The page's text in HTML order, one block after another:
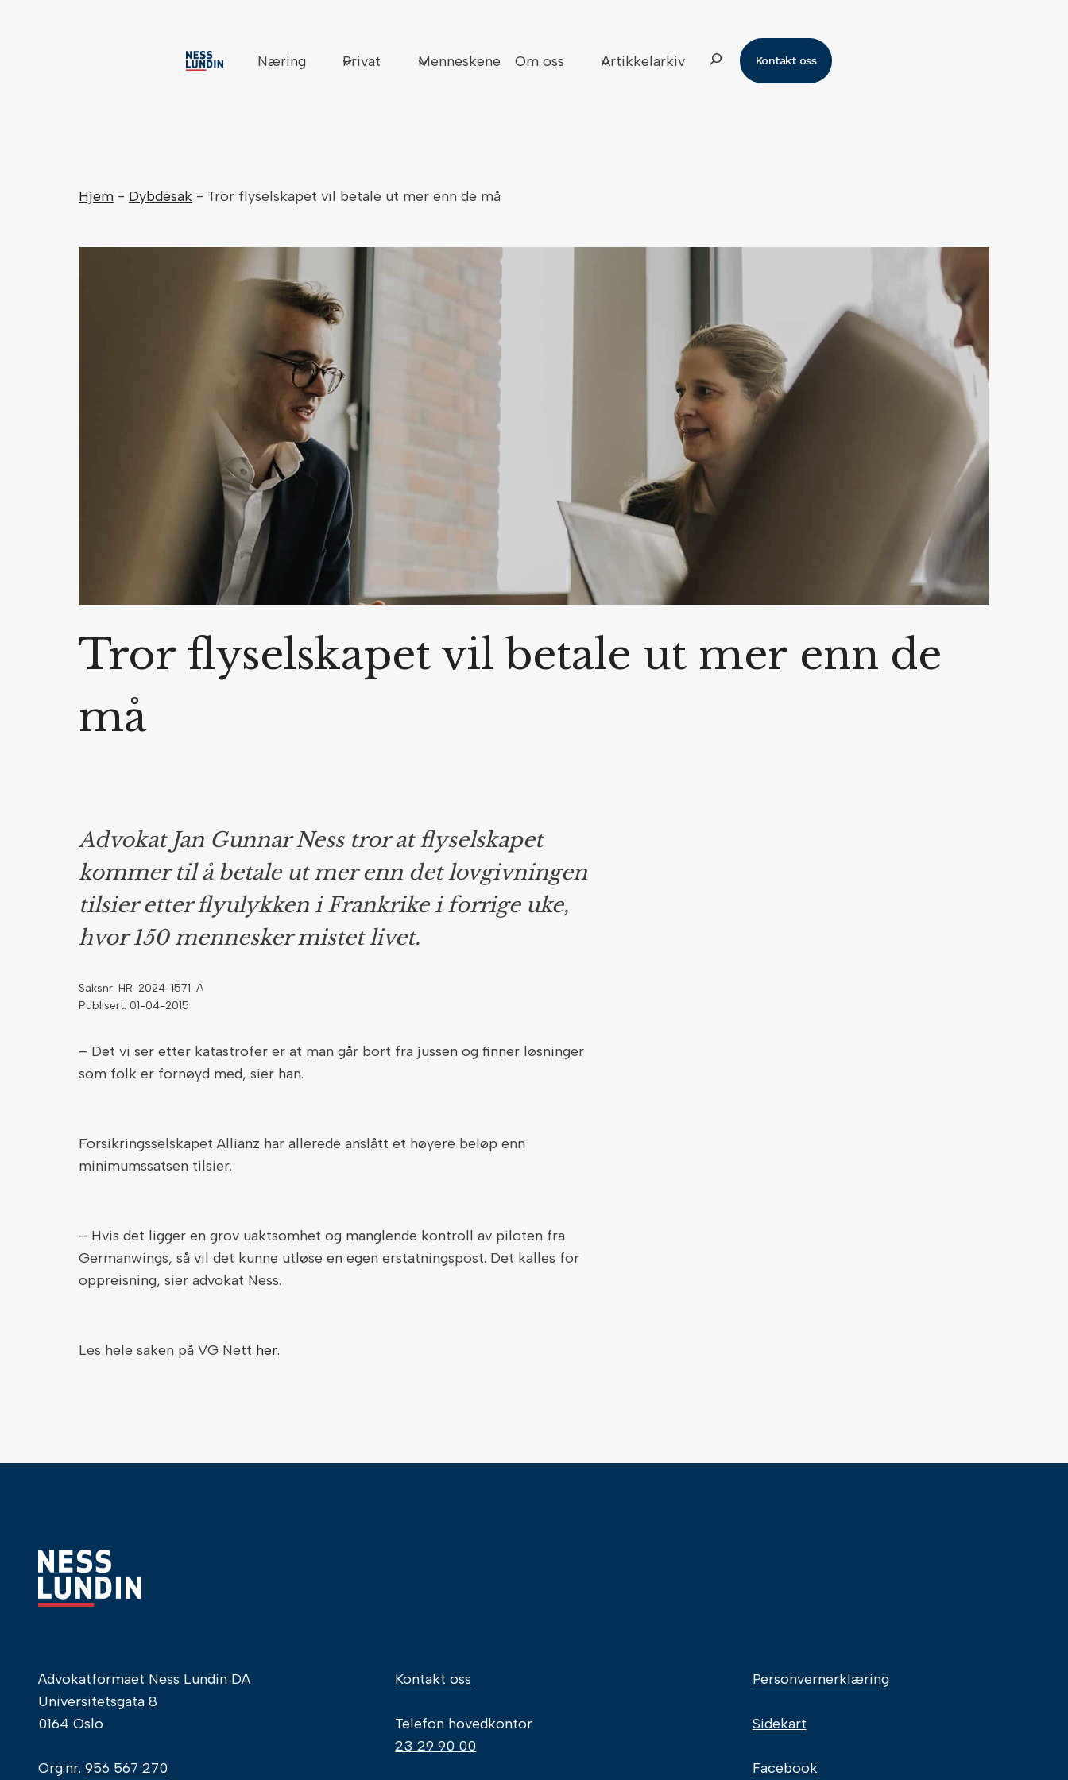
Næring Privat Menneskene Om oss Artikkelarkiv Søk Kontakt oss
Hjem - Dybdesak - Tror flyselskapet vil betale ut mer enn de må
Tror flyselskapet vil betale ut mer enn de
må
Advokat Jan Gunnar Ness tror at flyselskapet
kommer til å betale ut mer enn det lovgivningen
tilsier etter flyulykken i Frankrike i forrige uke,
hvor 150 mennesker mistet livet.
Saksnr. HR-2024-1571-A
Publisert: 01-04-2015
– Det vi ser etter katastrofer er at man går bort fra jussen og finner løsninger
som folk er fornøyd med, sier han.
Forsikringsselskapet Allianz har allerede anslått et høyere beløp enn
minimumssatsen tilsier.
– Hvis det ligger en grov uaktsomhet og manglende kontroll av piloten fra
Germanwings, så vil det kunne utløse en egen erstatningspost. Det kalles for
oppreisning, sier advokat Ness.
Les hele saken på VG Nett her.
Advokatformaet Ness Lundin DA
Universitetsgata 8
0164 Oslo
Org.nr. 956 567 270
Kontakt oss
Telefon hovedkontor
23 29 90 00
Personvernerklæring
Sidekart
Facebook